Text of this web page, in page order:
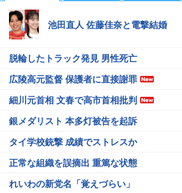
池田直人 佐藤佳奈と電撃結婚
脱輪したトラック発見 男性死亡
広陵高元監督 保護者に直接謝罪
細川元首相 文春で高市首相批判
銀メダリスト 本多灯被告を起訴
タイ学校銃撃 成績でストレスか
正常な組織を誤摘出 重篤な状態
れいわの新党名「覚えづらい」